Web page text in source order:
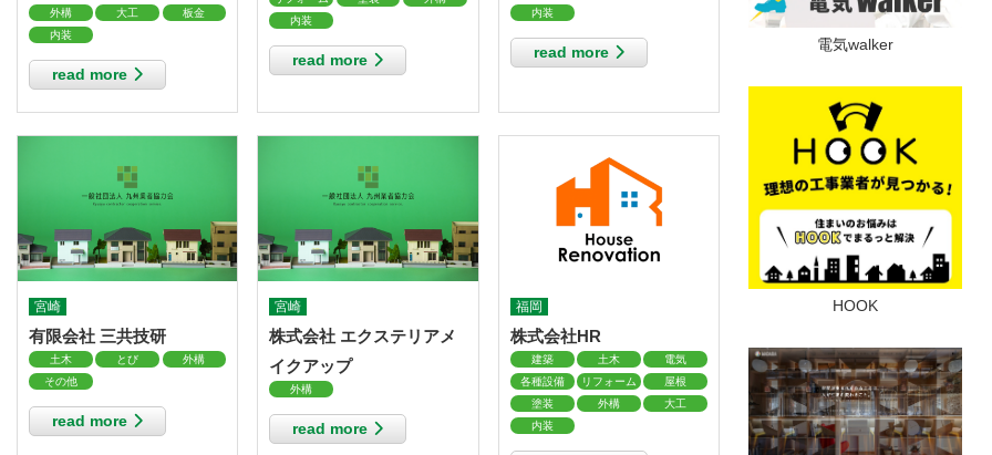
外構
大工
板金
内装
read more
内装
read more
内装
read more
宮崎
有限会社 三共技研
土木 とび
外構
その他
read more
宮崎
株式会社 エクステリアメ
イクアップ
外構
read more
福岡
株式会社HR
建築 土木
電気
各種設備
リフォーム
屋根
塗装
外構
大工
内装
電気walker
HOOK